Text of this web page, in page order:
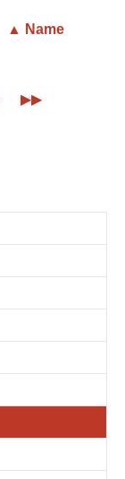
▲ Name
▶▶